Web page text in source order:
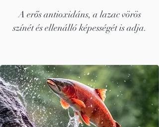
A erős antioxidáns, a lazac vörös
színét és ellenálló képességét is adja.